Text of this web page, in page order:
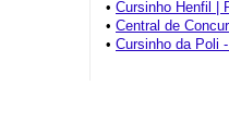
• Cursinho Henfil |
• Central de
• Cursinho da Poli